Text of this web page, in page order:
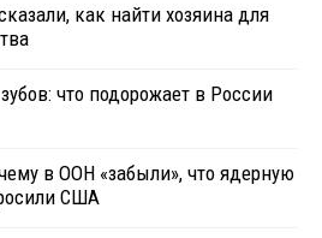
как найти хозяина для
что подорожает в России
в ООН «забыли», что ядерную
США